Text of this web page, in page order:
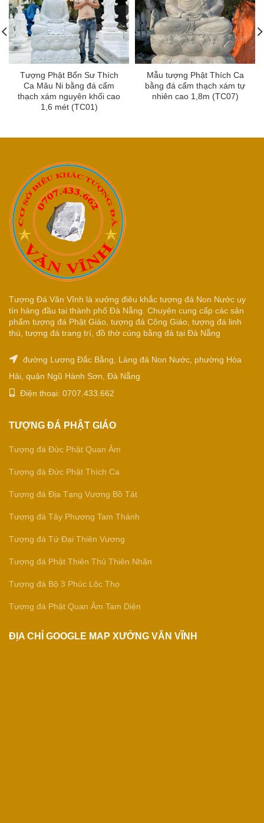
Tượng Phật Bổn Sư Thích
Ca Mâu Ni bằng đá cẩm
thạch xám nguyên khối cao
1,6 mét (TC01)
Mẫu tượng Phật Thích Ca
bằng đá cẩm thạch xám tự
nhiên cao 1,8m (TC07)
Tượng Đá Văn Vĩnh là xưởng điêu khắc tượng đá Non Nước uy
tín hàng đầu tại thành phố Đà Nẵng. Chuyên cung cấp các sản
phẩm tượng đá Phật Giáo, tượng đá Công Giáo, tượng đá linh
thú, tượng đá trang trí, đồ thờ cúng bằng đá tại Đà Nẵng
đường Lương Đắc Bằng, Làng đá Non Nước, phường Hòa
Hải, quận Ngũ Hành Sơn, Đà Nẵng
Điện thoại: 0707.433.662
TƯỢNG ĐÁ PHẬT GIÁO
Tượng đá Đức Phật Quan Âm
Tượng đá Đức Phật Thích Ca
Tượng đá Địa Tạng Vương Bồ Tát
Tượng đá Tây Phương Tam Thánh
Tượng đá Tứ Đại Thiên Vương
Tượng đá Phật Thiên Thủ Thiên Nhãn
Tượng đá Bộ 3 Phúc Lộc Thọ
Tượng đá Phật Quan Âm Tam Diện
ĐỊA CHỈ GOOGLE MAP XƯỞNG VĂN VĨNH